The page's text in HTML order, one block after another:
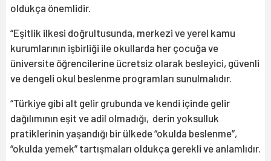
oldukça önemlidir.
“Eşitlik ilkesi doğrultusunda, merkezi ve yerel kamu
kurumlarının işbirliği ile okullarda her çocuğa ve
üniversite öğrencilerine ücretsiz olarak besleyici, güvenli
ve dengeli okul beslenme programları sunulmalıdır.
“Türkiye gibi alt gelir grubunda ve kendi içinde gelir
dağılımının eşit ve adil olmadığı, derin yoksulluk
pratiklerinin yaşandığı bir ülkede “okulda beslenme”,
“okulda yemek” tartışmaları oldukça gerekli ve anlamlıdır.